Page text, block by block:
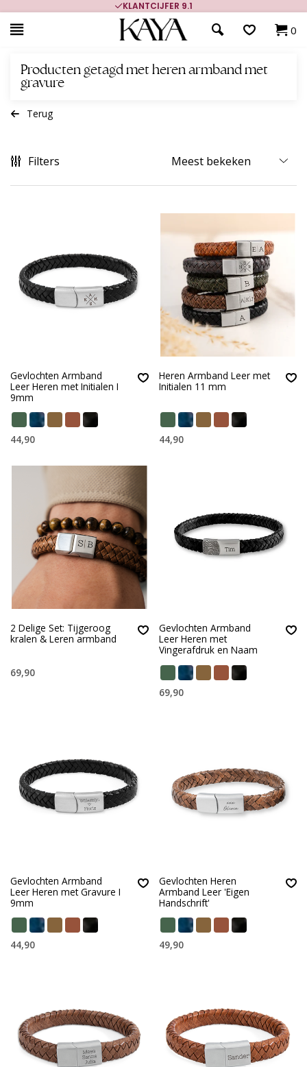
700.000+ TEVREDEN KLANTEN
0
Producten getagd met heren armband met
gravure
Terug
Filters
Gevlochten Armband
Leer Heren met Initialen I
9mm
44,90
Heren Armband Leer met
Initialen 11 mm
44,90
2 Delige Set: Tijgeroog
kralen & Leren armband
69,90
Gevlochten Armband
Leer Heren met
Vingerafdruk en Naam
69,90
Gevlochten Armband
Leer Heren met Gravure I
9mm
44,90
Gevlochten Heren
Armband Leer 'Eigen
Handschrift'
49,90